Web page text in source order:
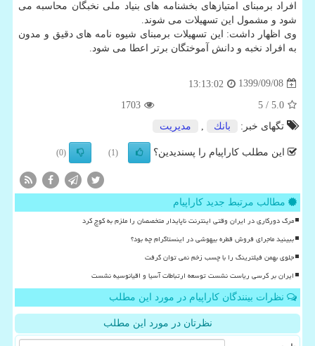
افراد برمبنای امتیازهای بخشنامه های بنیاد ملی نخبگان محاسبه می
شود و مشمول این تسهیلات می شوند.
وی اظهار داشت: این تسهیلات برمبنای شیوه نامه های دقیق و مدون
به افراد نخبه و دانش آموختگان برتر اعطا می شود.
1399/09/08
13:13:02
5.0
/ 5
1703
تگهای خبر:
بانك مدیریت
این مطلب کاراپیام را پسندیدین؟ (1)
(0)
مطالب مرتبط جدید کاراپیام
مرگ دورکاری در ایران وقتی اینترنت ناپایدار متخصصان را ملزم به کوچ کرد
ببینید ماجرای فروش قطره بیهوشی در اینستاگرام چه بود؟
جلوی بهمن فیلترینگ را با چسب زخم نمی توان گرفت
ایران بر کرسی ریاست نشست توسعه ارتباطات آسیا و اقیانوسیه نشست
نظرات بینندگان کاراپیام در مورد این مطلب
نظرتان در مورد این مطلب